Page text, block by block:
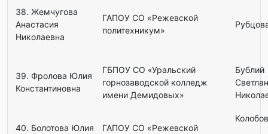
38. Жемчугова
Анастасия
Николаевна
ГАПОУ СО «Режевской
политехникум»
39. Фролова Юлия
Константиновна
ГБПОУ СО «Уральский
горнозаводской колледж
имени Демидовых»
Бублий
40. Болотова Юлия
ГАПОУ СО «Режевской